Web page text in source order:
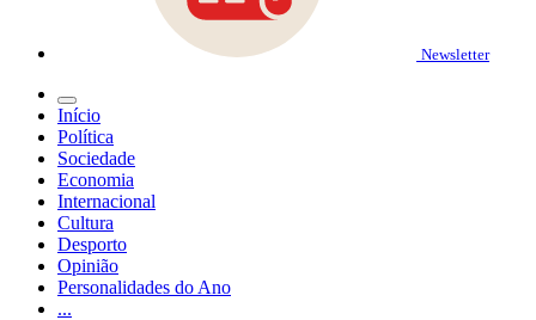
Newsletter
Início
Política
Sociedade
Economia
Internacional
Cultura
Desporto
Opinião
Personalidades do Ano
...